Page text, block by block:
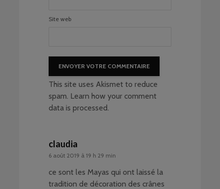
Site web
This site uses Akismet to reduce
spam. Learn how your comment
data is processed.
claudia
6 août 2019 à 19 h 29 min
ce sont les Mayas qui ont laissé la
tradition de décoration des crânes